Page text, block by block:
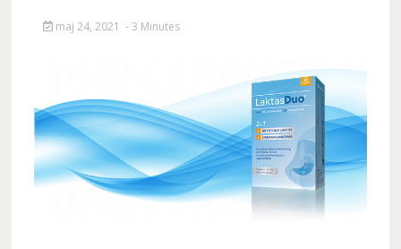
maj 24, 2021 - 3 Minutes